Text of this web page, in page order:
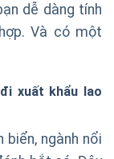
dễ dàng tính
Và có một
xuất khẩu lao
ngành nổi